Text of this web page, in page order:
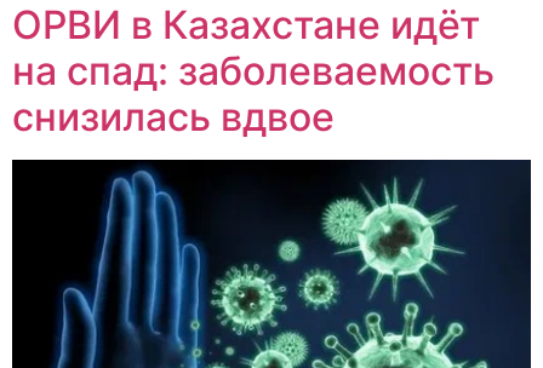
ОРВИ в Казахстане идёт
на спад: заболеваемость
снизилась вдвое